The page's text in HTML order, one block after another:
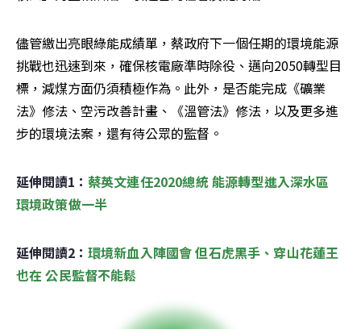
儘管繳出亮眼綠能成績單，蔡政府下一個任期的環境能源
挑戰也迅速到來，確保核電廠準時除役、邁向2050轉型目
標，減煤方面仍須積極作為。此外，是否能完成《礦業
法》修法、空污改善計畫、《溫管法》修法，以及更多進
步的環境法案，還有待公眾的監督。
延伸閱讀1： 蔡英文連任2020總統 能源轉型進入深水區
環境政策做一半
延伸閱讀2： 環境新血入陣國會 但石虎黑手、穿山花蓮王
也在 公民監督不能鬆